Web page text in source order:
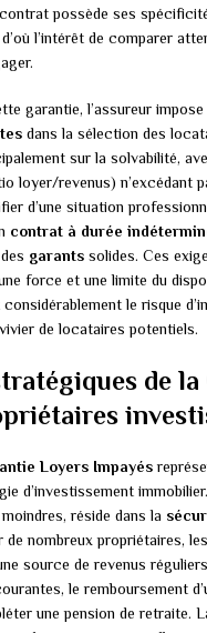
possède ses
l’intérêt de comparer
garantie, l’assureur
dans la sélection des
sur la solvabilité,
loyer/revenus) n’excédant
d’une situation
contrat à durée
garants solides. Ces
force et une limite du
considérablement le risque
de locataires potentiels.
de la
Loyers Impayés
d’investissement
réside dans la
de nombreux propriétaires,
source de revenus
le remboursement
une pension de retraite.